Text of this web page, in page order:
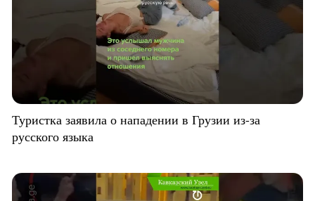
Туристка заявила о нападении в Грузии из-за
русского языка